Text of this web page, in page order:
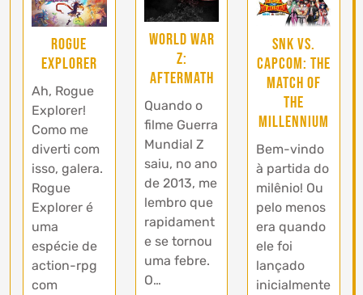
Rogue
Explorer
Ah, Rogue
Explorer!
Como me
diverti com
isso, galera.
Rogue
Explorer é
uma
espécie de
action-rpg
com
World War
Z:
Aftermath
Quando o
filme Guerra
Mundial Z
saiu, no ano
de 2013, me
lembro que
rapidament
e se tornou
uma febre.
O…
SNK Vs.
Capcom: The
Match of
the
Millennium
Bem-vindo
à partida do
milênio! Ou
pelo menos
era quando
ele foi
lançado
inicialmente